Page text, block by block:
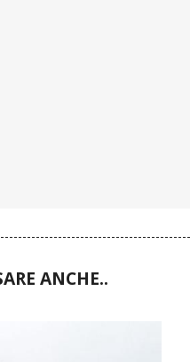
ANCHE..